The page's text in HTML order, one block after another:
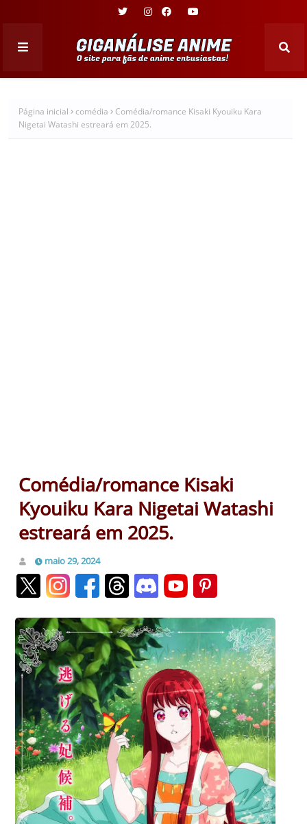
Página inicial comédia
Comédia/romance Kisaki Kyouiku Kara
Nigetai Watashi estreará em 2025.
Comédia/romance Kisaki
Kyouiku Kara Nigetai Watashi
estreará em 2025.
maio 29, 2024